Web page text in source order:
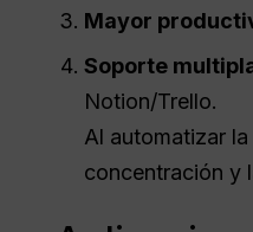
Mayor
Soporte
Notion/Trello.
Al automatizar
concentración y